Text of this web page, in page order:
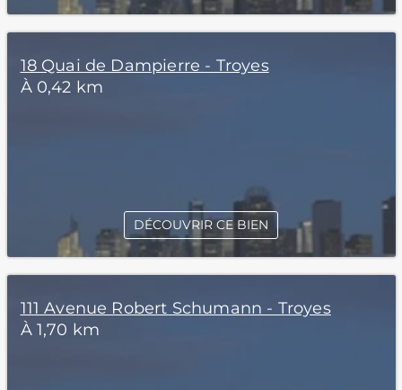
18 Quai de Dampierre - Troyes
À 0,42 km
DÉCOUVRIR CE BIEN
111 Avenue Robert Schumann - Troyes
À 1,70 km